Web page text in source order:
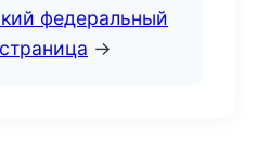
федеральный
→